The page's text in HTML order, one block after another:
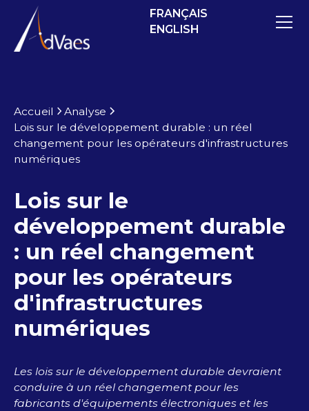
FRANÇAIS
ENGLISH
Accueil
Analyse
Lois sur le développement durable : un réel
changement pour les opérateurs d'infrastructures
numériques
Lois sur le
développement durable
: un réel changement
pour les opérateurs
d'infrastructures
numériques
Les lois sur le développement durable devraient
conduire à un réel changement pour les
fabricants d'équipements électroniques et les